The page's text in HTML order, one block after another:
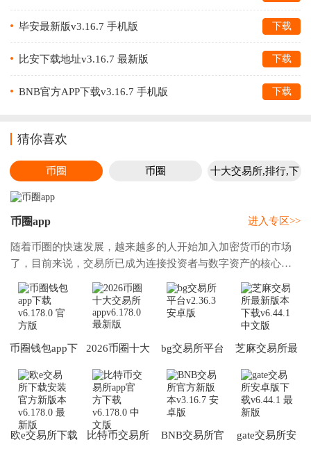
毕安最新版v3.16.7 手机版 下载
比安下载地址v3.16.7 最新版 下载
BNB官方APP下载v3.16.7 手机版 下载
猜你喜欢
币圈 币圈
十大交易所,排行,下
币圈app
随着币圈的快速发展，越来越多的人开始加入加密货币的市场
了，目前来说，交易所已成为连接投资者与数字资产的核心平
台，2025年，全球加密货币交易所竞争激烈，可选择的交易所
也是很多的，各平台在交易量、流动性、合
进入专区>>
币圈钱包app下
2026币圈十大
bg交易所平台
芝麻交易所最
欧e交易所下载
比特币交易所
BNB交易所官
gate交易所安